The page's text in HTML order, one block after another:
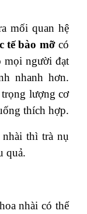
mối quan hệ
tế bào mỡcó
mọi người đạt
nhanh hơn.
lượng cơ
thích hợp.
thì trà nụ
quả.
nhài có thể